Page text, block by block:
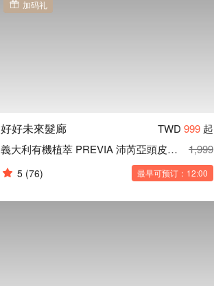
加码礼
好好未來髮廊 TWD 999 起
義大利有機植萃 PREVIA 沛芮亞頭皮保養
1,999
5 (76) 最早可预订：12:00